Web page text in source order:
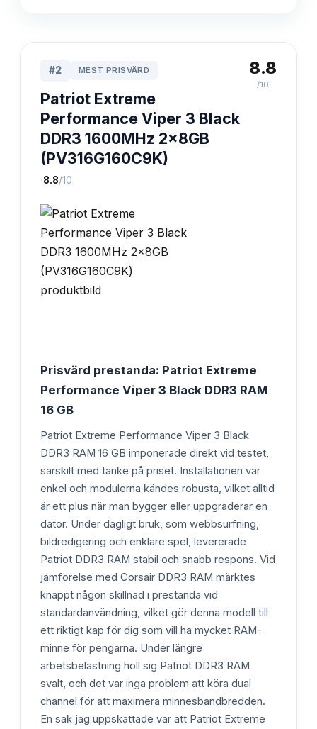
#2 MEST PRISVÄRD
Patriot Extreme
Performance Viper 3 Black
DDR3 1600MHz 2x8GB
(PV316G160C9K)
·8.8/10
8.8
/10
Prisvärd prestanda: Patriot Extreme
Performance Viper 3 Black DDR3 RAM
16 GB
Patriot Extreme Performance Viper 3 Black
DDR3 RAM 16 GB imponerade direkt vid testet,
särskilt med tanke på priset. Installationen var
enkel och modulerna kändes robusta, vilket alltid
är ett plus när man bygger eller uppgraderar en
dator. Under dagligt bruk, som webbsurfning,
bildredigering och enklare spel, levererade
Patriot DDR3 RAM stabil och snabb respons. Vid
jämförelse med Corsair DDR3 RAM märktes
knappt någon skillnad i prestanda vid
standardanvändning, vilket gör denna modell till
ett riktigt kap för dig som vill ha mycket RAM-
minne för pengarna. Under längre
arbetsbelastning höll sig Patriot DDR3 RAM
svalt, och det var inga problem att köra dual
channel för att maximera minnesbandbredden.
En sak jag uppskattade var att Patriot Extreme